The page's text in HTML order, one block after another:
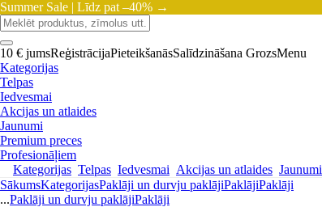
Summer Sale | Līdz pat –40% →
10 € jumsReģistrācijaPieteikšanāsSalīdzināšana GrozsMenu
Kategorijas
Telpas
Iedvesmai
Akcijas un atlaides
Jaunumi
Premium preces
Profesionāļiem
Kategorijas Telpas Iedvesmai Akcijas un atlaides Jaunumi
SākumsKategorijasPaklāji un durvju paklājiPaklājiPaklāji
...Paklāji un durvju paklājiPaklāji